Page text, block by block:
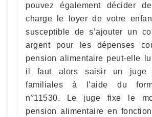
pouvez également décider
charge le loyer de votre
susceptible de s’ajouter un
argent pour les dépenses
pension alimentaire peut-elle
il faut alors saisir un juge
familiales à l’aide du
n°11530. Le juge fixe le
pension alimentaire en